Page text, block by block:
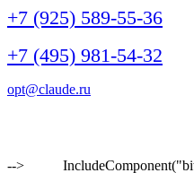
+7 (925) 589-55-36
+7 (495) 981-54-32
opt@claude.ru
-->